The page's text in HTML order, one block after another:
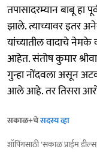
तपासादरम्यान बाबू हा
झाले. त्याच्यावर इतर
यांच्यातील वादाचे
आहेत. संतोष कुमार
गुन्हा नोंदवला असून
आले आहे. तर तिसरा
सकाळ+चेसदस्य व्हा
शॉपिंगसाठी 'सकाळ प्राईम